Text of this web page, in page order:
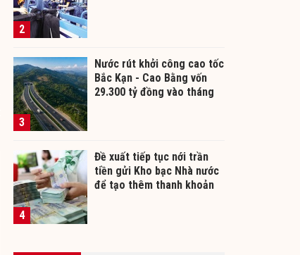
2
3
Nước rút khởi công cao tốc
Bắc Kạn - Cao Bằng vốn
29.300 tỷ đồng vào tháng
4
Đề xuất tiếp tục nới trần
tiền gửi Kho bạc Nhà nước
để tạo thêm thanh khoản